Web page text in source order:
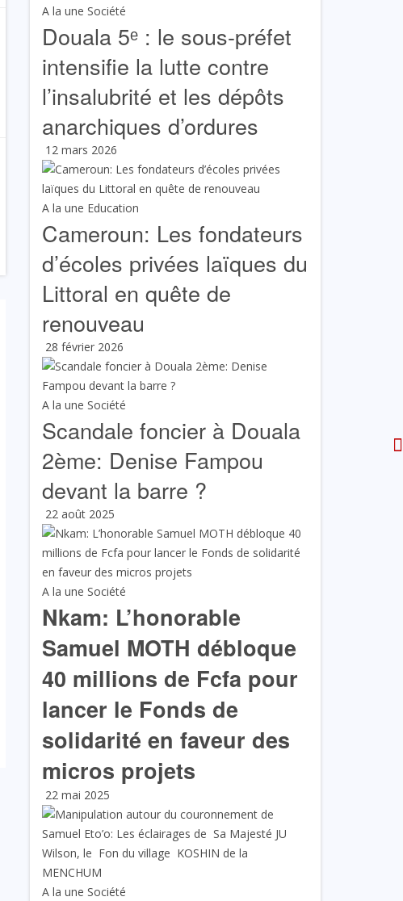
A la une Société
Douala 5ᵉ : le sous-préfet
intensifie la lutte contre
l’insalubrité et les dépôts
anarchiques d’ordures
12 mars 2026
A la une Education
Cameroun: Les fondateurs
d’écoles privées laïques du
Littoral en quête de
renouveau
28 février 2026
A la une Société
Scandale foncier à Douala
2ème: Denise Fampou
devant la barre ?
22 août 2025
A la une Société
Nkam: L’honorable
Samuel MOTH débloque
40 millions de Fcfa pour
lancer le Fonds de
solidarité en faveur des
micros projets
22 mai 2025
A la une Société